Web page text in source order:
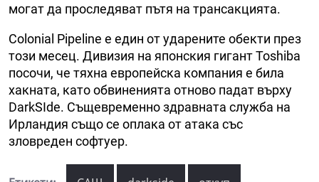
могат да проследяват пътя на трансакцията.
Colonial Pipeline е един от ударените обекти през
този месец. Дивизия на японския гигант Toshiba
посочи, че тяхна европейска компания е била
хакната, като обвиненията отново падат върху
DarkSIde. Същевременно здравната служба на
Ирландия също се оплака от атака със
зловреден софтуер.